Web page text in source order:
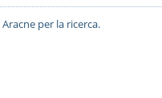
Aracne per la ricerca.